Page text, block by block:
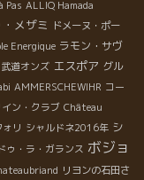
Pas ALLIQ Hamada
メザミ ドメーヌ・ポー
Energique ラモン・サヴ
武道オンズ エスポア グル
AMMERSCHEWIHR コー
ン・クラブ Château
リ シャルドネ2016年 シ
ゥ・ラ・ガランス ボジョ
リヨンの石田さ